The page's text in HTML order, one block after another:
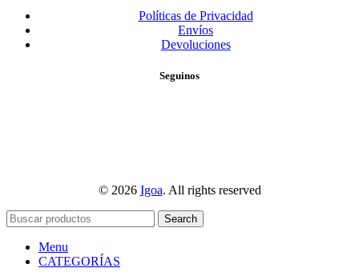
Políticas de Privacidad
Envíos
Devoluciones
Seguinos
© 2026 Igoa. All rights reserved
Search
Menu
CATEGORÍAS